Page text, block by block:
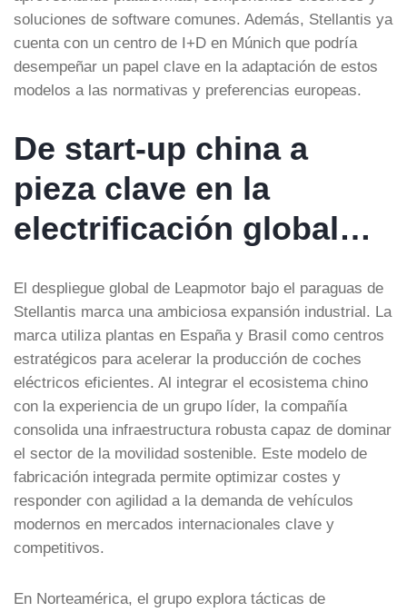
soluciones de software comunes. Además, Stellantis ya
cuenta con un centro de I+D en Múnich que podría
desempeñar un papel clave en la adaptación de estos
modelos a las normativas y preferencias europeas.
De start-up china a
pieza clave en la
electrificación global…
El despliegue global de Leapmotor bajo el paraguas de
Stellantis marca una ambiciosa expansión industrial. La
marca utiliza plantas en España y Brasil como centros
estratégicos para acelerar la producción de coches
eléctricos eficientes. Al integrar el ecosistema chino
con la experiencia de un grupo líder, la compañía
consolida una infraestructura robusta capaz de dominar
el sector de la movilidad sostenible. Este modelo de
fabricación integrada permite optimizar costes y
responder con agilidad a la demanda de vehículos
modernos en mercados internacionales clave y
competitivos.
En Norteamérica, el grupo explora tácticas de